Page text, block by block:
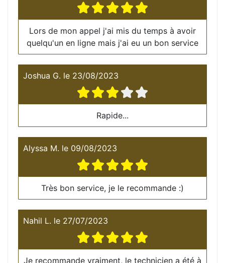
Lors de mon appel j'ai mis du temps à avoir
quelqu'un en ligne mais j'ai eu un bon service
Joshua G. le 23/08/2023
Rapide...
Alyssa M. le 09/08/2023
Très bon service, je le recommande :)
Nahil L. le 27/07/2023
Je recommande vraiment, le technicien a été à